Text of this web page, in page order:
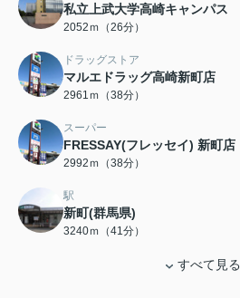
私立上武大学高崎キャンパス
2052ｍ（26分）
ドラッグストア
マルエドラッグ高崎新町店
2961ｍ（38分）
スーパー
FRESSAY(フレッセイ) 新町店
2992ｍ（38分）
駅
新町(群馬県)
3240ｍ（41分）
すべて見る